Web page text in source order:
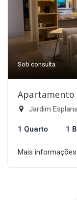
Sob consulta
Apartamento
Jardim
1 Quarto 1
Mais informações